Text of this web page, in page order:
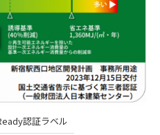
認証ラベル